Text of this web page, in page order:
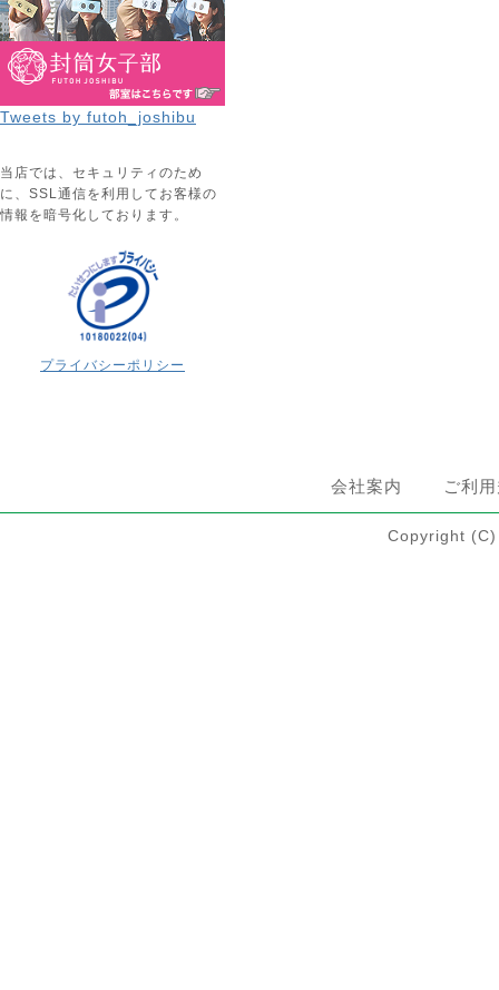
Tweets by futoh_joshibu
当店では、セキュリティのため
に、SSL通信を利用してお客様の
情報を暗号化しております。
プライバシーポリシー
会社案内 ご利
Copyright